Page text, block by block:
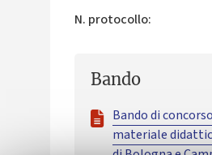
N. protocollo:
Bando
Bando di
materiale